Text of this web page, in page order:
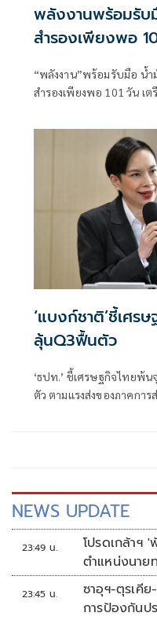
พลังงานพร้อมรับ
สำรองเพียงพอ
“พลังงาน”พร้อมรับมือ น้ำ
สำรองเพียงพอ 101 วัน เ
‘แบงก์ชาติ’ชี้เศ
ลุ้นQ3ฟื้นตัว
‘ธปท.’ ชี้เศรษฐกิจไทยพ้
ตัว ตามแรงส่งของภาคกา
NEWS UPDATE
23:49 น.
โปรดเกล้าฯ
ตำแหน่งนาย
'พลตรี'
23:45 น.
ซาอุฯ-ตุรเคี
การป้องกันป